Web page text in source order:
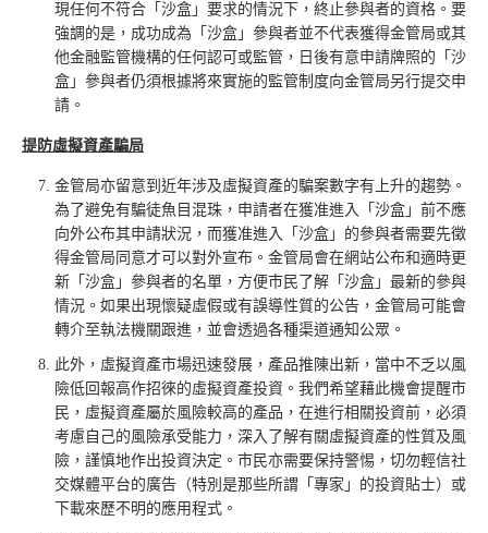
現任何不符合「沙盒」要求的情況下，終止參與者的資格。要
強調的是，成功成為「沙盒」參與者並不代表獲得金管局或其
他金融監管機構的任何認可或監管，日後有意申請牌照的「沙
盒」參與者仍須根據將來實施的監管制度向金管局另行提交申
請。
提防虛擬資產騙局
金管局亦留意到近年涉及虛擬資產的騙案數字有上升的趨勢。
為了避免有騙徒魚目混珠，申請者在獲准進入「沙盒」前不應
向外公布其申請狀況，而獲准進入「沙盒」的參與者需要先徵
得金管局同意才可以對外宣布。金管局會在網站公布和適時更
新「沙盒」參與者的名單，方便市民了解「沙盒」最新的參與
情況。如果出現懷疑虛假或有誤導性質的公告，金管局可能會
轉介至執法機關跟進，並會透過各種渠道通知公眾。
此外，虛擬資產市場迅速發展，產品推陳出新，當中不乏以風
險低回報高作招徠的虛擬資產投資。我們希望藉此機會提醒市
民，虛擬資產屬於風險較高的產品，在進行相關投資前，必須
考慮自己的風險承受能力，深入了解有關虛擬資產的性質及風
險，謹慎地作出投資決定。市民亦需要保持警惕，切勿輕信社
交媒體平台的廣告（特別是那些所謂「專家」的投資貼士）或
下載來歷不明的應用程式。